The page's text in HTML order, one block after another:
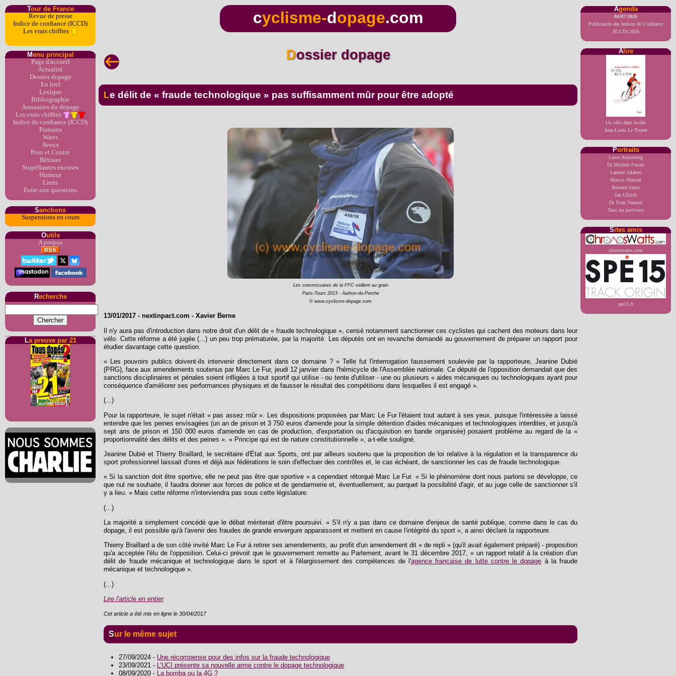
Tour de France
Revue de presse
Indice de confiance (ICCD)
Les vrais chiffres
Menu principal
Page d'accueil
Actualité
Dossier dopage
En bref
Lexique
Bibliographie
Annuaires du dopage
Les vrais chiffres
Indice de confiance (ICCD)
Portraits
Watts
Aveux
Pour et Contre
Bêtisier
Stupéfiantes excuses
Humour
Liens
Foire aux questions
Sanctions
Suspensions en cours
Outils
A propos
Recherche
La preuve par 21
Agenda
04/07/2026
Publication des Indices de Confiance
(ICCD) 2026
Alire
Un vélo dans la tête
Jean-Louis Le Touzet
Portraits
Lance Armstrong
Dr Michele Ferrari
Laurent Jalabert
Marcos Maynar
Bernard Sainz
Jan Ullrich
Dr Yvan Vanmol
Tous les portraits
Sites amis
chronowatts.com
spe15.fr
cyclisme-dopage.com
Dossier dopage
Le délit de « fraude technologique » pas suffisamment mûr pour être adopté
Les commissaires de la FFC veillent au grain
Paris-Tours 2013 - Authon-du-Perche
© www.cyclisme-dopage.com
13/01/2017 - nextinpact.com - Xavier Berne
Il n'y aura pas d'introduction dans notre droit d'un délit de « fraude technologique », censé notamment sanctionner ces cyclistes qui cachent des moteurs dans leur
vélo. Cette réforme a été jugée (...) un peu trop prématurée, par la majorité. Les députés ont en revanche demandé au gouvernement de préparer un rapport pour
étudier davantage cette question.
« Les pouvoirs publics doivent-ils intervenir directement dans ce domaine ? » Telle fut l'interrogation faussement soulevée par la rapporteure, Jeanine Dubié
(PRG), face aux amendements soutenus par Marc Le Fur, jeudi 12 janvier dans l'hémicycle de l'Assemblée nationale. Ce député de l'opposition demandait que des
sanctions disciplinaires et pénales soient infligées à tout sportif qui utilise - ou tente d'utiliser - une ou plusieurs « aides mécaniques ou technologiques ayant pour
conséquence d'améliorer ses performances physiques et de fausser le résultat des compétitions dans lesquelles il est engagé ».
(...)
Pour la rapporteure, le sujet n'était « pas assez mûr ». Les dispositions proposées par Marc Le Fur l'étaient tout autant à ses yeux, puisque l'intéressée a laissé
entendre que les peines envisagées (un an de prison et 3 750 euros d'amende pour la simple détention d'aides mécaniques et technologiques interdites, et jusqu'à
sept ans de prison et 150 000 euros d'amende en cas de production, d'exportation ou d'acquisition en bande organisée) posaient problème au regard de la «
proportionnalité des délits et des peines ». « Principe qui est de nature constitutionnelle », a-t-elle souligné.
Jeanine Dubié et Thierry Braillard, le secrétaire d'État aux Sports, ont par ailleurs soutenu que la proposition de loi relative à la régulation et la transparence du
sport professionnel laissait d'ores et déjà aux fédérations le soin d'effectuer des contrôles et, le cas échéant, de sanctionner les cas de fraude technologique.
« Si la sanction doit être sportive, elle ne peut pas être que sportive » a cependant rétorqué Marc Le Fur. « Si le phénomène dont nous parlons se développe, ce
que nul ne souhaite, il faudra donner aux forces de police et de gendarmerie et, éventuellement, au parquet la possibilité d'agir, et au juge celle de sanctionner s'il
y a lieu. » Mais cette réforme n'interviendra pas sous cette législature.
(...)
La majorité a simplement concédé que le débat mériterait d'être poursuivi. « S'il n'y a pas dans ce domaine d'enjeux de santé publique, comme dans le cas du
dopage, il est possible qu'à l'avenir des fraudes de grande envergure apparaissent et mettent en cause l'intégrité du sport », a ainsi déclaré la rapporteure.
Thierry Braillard a de son côté invité Marc Le Fur à retirer ses amendements, au profit d'un amendement dit « de repli » (qu'il avait également préparé) - proposition
qu'a acceptée l'élu de l'opposition. Celui-ci prévoit que le gouvernement remette au Parlement, avant le 31 décembre 2017, « un rapport relatif à la création d'un
délit de fraude mécanique et technologique dans le sport et à l'élargissement des compétences de l'agence française de lutte contre le dopage à la fraude
mécanique et technologique ».
(...)
Lire l'article en entier
Cet article a été mis en ligne le 30/04/2017
Sur le même sujet
27/09/2024 - Une récompense pour des infos sur la fraude technologique
23/09/2021 - L’UCI présente sa nouvelle arme contre le dopage technologique
08/09/2020 - La bomba ou la 4G ?